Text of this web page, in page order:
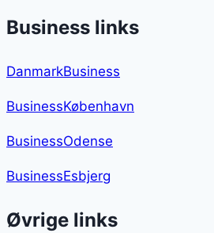
Business links
DanmarkBusiness
BusinessKøbenhavn
BusinessOdense
BusinessEsbjerg
Øvrige links